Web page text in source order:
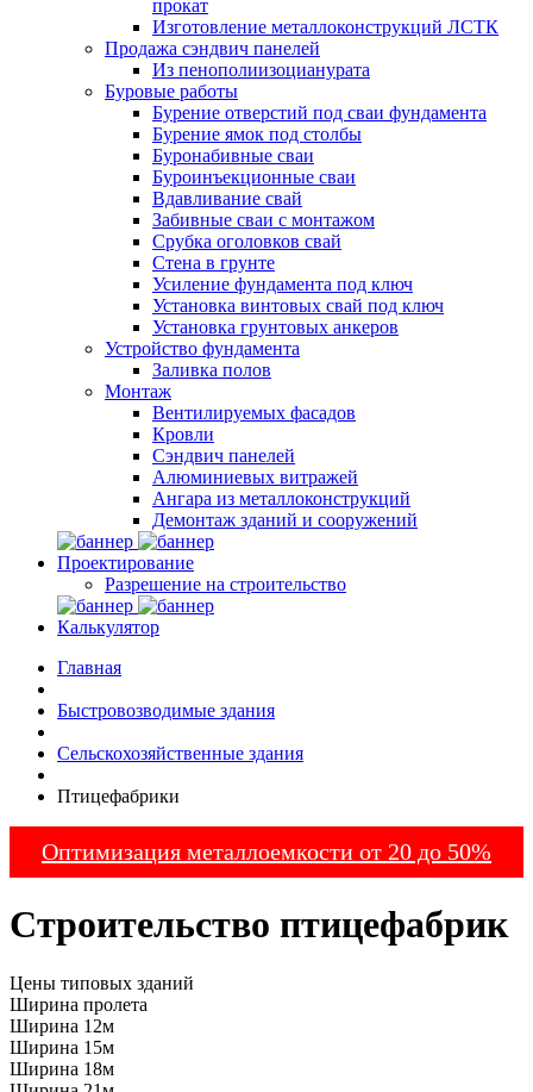
прокат
Изготовление металлоконструкций ЛСТК
Продажа сэндвич панелей
Из пенополиизоцианурата
Буровые работы
Бурение отверстий под сваи фундамента
Бурение ямок под столбы
Буронабивные сваи
Буроинъекционные сваи
Вдавливание свай
Забивные сваи с монтажом
Срубка оголовков свай
Стена в грунте
Усиление фундамента под ключ
Установка винтовых свай под ключ
Установка грунтовых анкеров
Устройство фундамента
Заливка полов
Монтаж
Вентилируемых фасадов
Кровли
Сэндвич панелей
Алюминиевых витражей
Ангара из металлоконструкций
Демонтаж зданий и сооружений
Проектирование
Разрешение на строительство
Калькулятор
Главная
Быстровозводимые здания
Сельскохозяйственные здания
Птицефабрики
Оптимизация металлоемкости от 20 до 50%
Строительство птицефабрик
Цены типовых зданий
Ширина пролета
Ширина 12м
Ширина 15м
Ширина 18м